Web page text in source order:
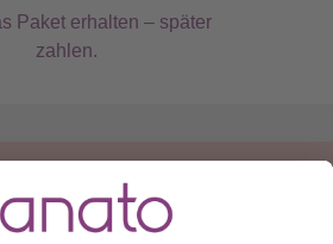
Paket erhalten – später
zahlen.
eine Frage?
(0) 511 51 56 0300